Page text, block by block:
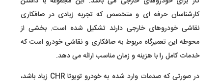
کارشناسان حرفه ای و متخصص که تجربه زیادی در صافکاری
نقاشی خودروهای خارجی دارند تشکیل شده است. بخشی از
محوطه این تعمیرگاه مربوط به صافکاری و نقاشی خودرو است که
خدمات کامل را با هزینه و زمان مناسب ارائه می دهد.
در صورتی که صدمات وارد شده به خودرو تویوتا CHR زیاد باشد،